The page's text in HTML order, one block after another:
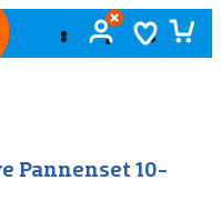
Pannenset 10-